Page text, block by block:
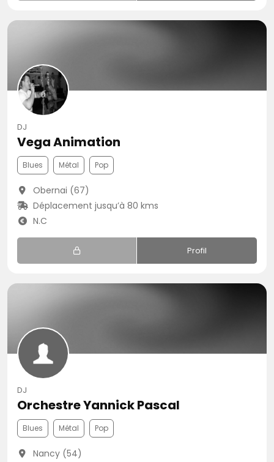
DJ
Vega Animation
Blues Métal Pop
Obernai (67)
Déplacement jusqu’à 80 kms
N.C
Profil
DJ
Orchestre Yannick Pascal
Blues Métal Pop
Nancy (54)